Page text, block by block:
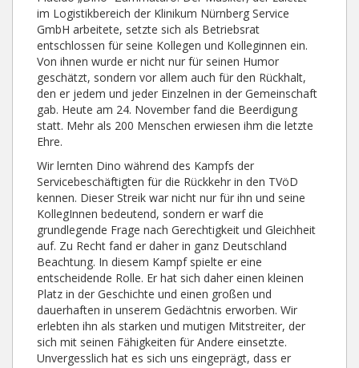
im Logistikbereich der Klinikum Nürnberg Service
GmbH arbeitete, setzte sich als Betriebsrat
entschlossen für seine Kollegen und Kolleginnen ein.
Von ihnen wurde er nicht nur für seinen Humor
geschätzt, sondern vor allem auch für den Rückhalt,
den er jedem und jeder Einzelnen in der Gemeinschaft
gab. Heute am 24. November fand die Beerdigung
statt. Mehr als 200 Menschen erwiesen ihm die letzte
Ehre.
Wir lernten Dino während des Kampfs der
Servicebeschäftigten für die Rückkehr in den TVöD
kennen. Dieser Streik war nicht nur für ihn und seine
KollegInnen bedeutend, sondern er warf die
grundlegende Frage nach Gerechtigkeit und Gleichheit
auf. Zu Recht fand er daher in ganz Deutschland
Beachtung. In diesem Kampf spielte er eine
entscheidende Rolle. Er hat sich daher einen kleinen
Platz in der Geschichte und einen großen und
dauerhaften in unserem Gedächtnis erworben. Wir
erlebten ihn als starken und mutigen Mitstreiter, der
sich mit seinen Fähigkeiten für Andere einsetzte.
Unvergesslich hat es sich uns eingeprägt, dass er